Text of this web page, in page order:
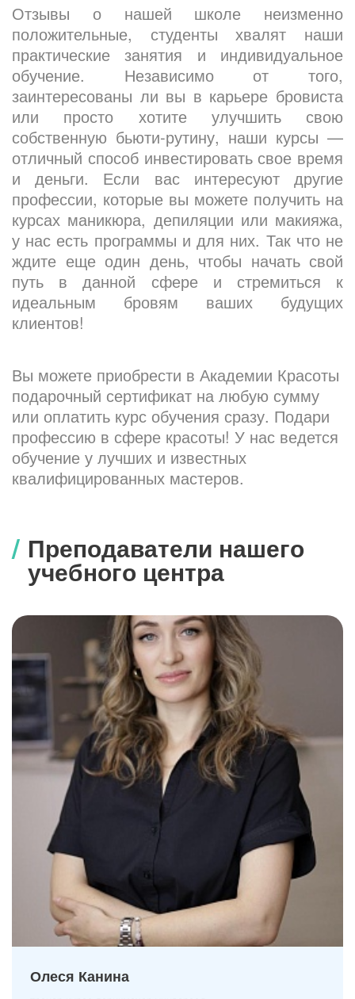
Отзывы о нашей школе неизменно
положительные, студенты хвалят наши
практические занятия и индивидуальное
обучение. Независимо от того,
заинтересованы ли вы в карьере бровиста
или просто хотите улучшить свою
собственную бьюти-рутину, наши курсы —
отличный способ инвестировать свое время
и деньги. Если вас интересуют другие
профессии, которые вы можете получить на
курсах маникюра, депиляции или макияжа,
у нас есть программы и для них. Так что не
ждите еще один день, чтобы начать свой
путь в данной сфере и стремиться к
идеальным бровям ваших будущих
клиентов!
Вы можете приобрести в Академии Красоты
подарочный сертификат на любую сумму
или оплатить курс обучения сразу. Подари
профессию в сфере красоты! У нас ведется
обучение у лучших и известных
квалифицированных мастеров.
Преподаватели нашего
учебного центра
Олеся Канина